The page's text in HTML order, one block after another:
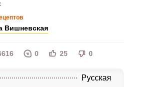
Вишневская
0 25 0
Русская